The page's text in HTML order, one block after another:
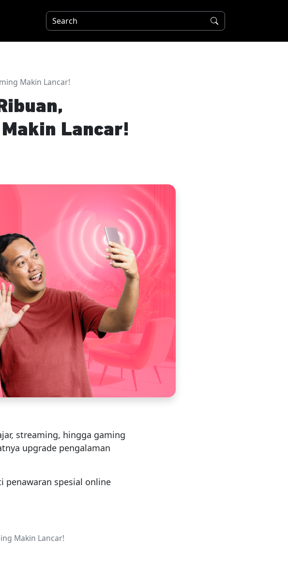
Makin Lancar!
Lancar!
streaming, hingga gaming
upgrade pengalaman
penawaran spesial online
Makin Lancar!